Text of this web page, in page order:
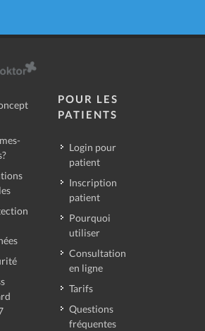
POUR LES
PATIENTS
Login pour
patient
Inscription
patient
Pourquoi
utiliser
Consultation
en ligne
Tarifs
Questions
fréquentes